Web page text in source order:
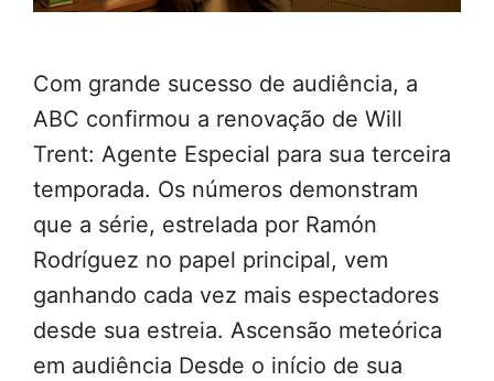
Com grande sucesso de audiência, a
ABC confirmou a renovação de Will
Trent: Agente Especial para sua terceira
temporada. Os números demonstram
que a série, estrelada por Ramón
Rodríguez no papel principal, vem
ganhando cada vez mais espectadores
desde sua estreia. Ascensão meteórica
em audiência Desde o início de sua